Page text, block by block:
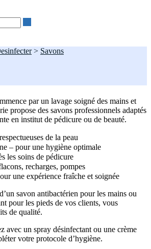
> Savons
par un lavage soigné des mains et
propose des savons professionnels adaptés
en institut de pédicure ou de beauté.
de la peau
– pour une hygiène optimale
les soins de pédicure
recharges, pompes
une expérience fraîche et soignée
savon antibactérien pour les mains ou
pour les pieds de vos clients, vous
de qualité.
avec un spray désinfectant ou une crème
votre protocole d’hygiène.